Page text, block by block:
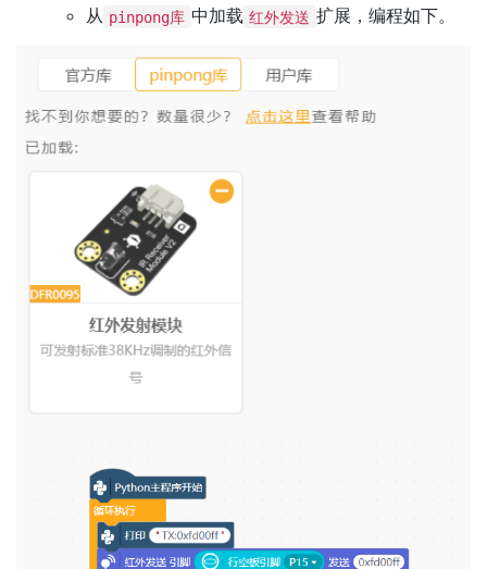
从 pinpong库 中加载 红外发送 扩展，编程如下。